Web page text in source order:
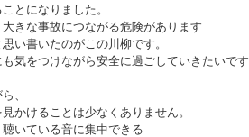
とになりました。
きな事故につながる危険があります
い書いたのがこの川柳です。
気をつけながら安全に過ごしていきたいです
、
かけることは少なくありません。
いている音に集中できる